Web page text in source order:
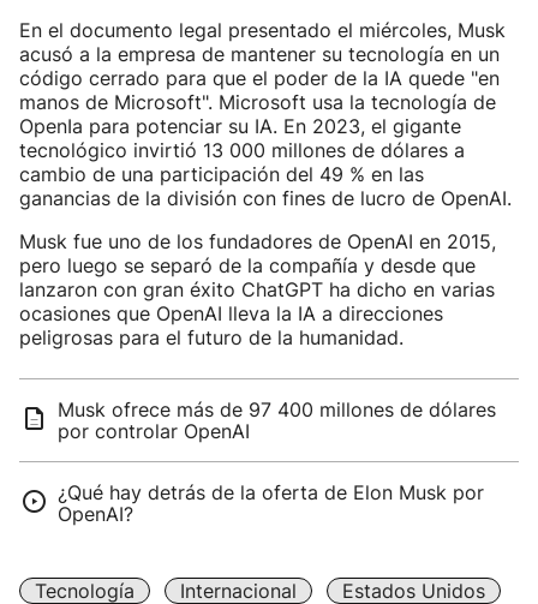
En el documento legal presentado el miércoles, Musk
acusó a la empresa de mantener su tecnología en un
código cerrado para que el poder de la IA quede "en
manos de Microsoft". Microsoft usa la tecnología de
OpenIa para potenciar su IA. En 2023, el gigante
tecnológico invirtió 13 000 millones de dólares a
cambio de una participación del 49 % en las
ganancias de la división con fines de lucro de OpenAI.
Musk fue uno de los fundadores de OpenAI en 2015,
pero luego se separó de la compañía y desde que
lanzaron con gran éxito ChatGPT ha dicho en varias
ocasiones que OpenAI lleva la IA a direcciones
peligrosas para el futuro de la humanidad.
Musk ofrece más de 97 400 millones de dólares
por controlar OpenAI
¿Qué hay detrás de la oferta de Elon Musk por
OpenAI?
Tecnología Internacional
Estados Unidos